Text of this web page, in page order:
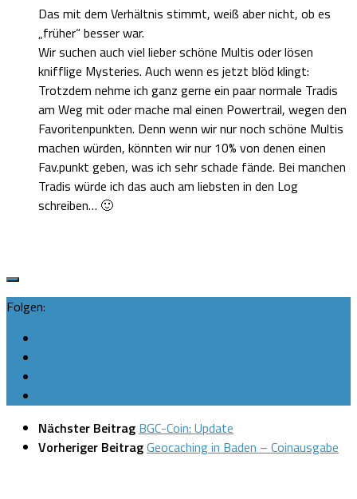
Das mit dem Verhältnis stimmt, weiß aber nicht, ob es
„früher“ besser war.
Wir suchen auch viel lieber schöne Multis oder lösen
knifflige Mysteries. Auch wenn es jetzt blöd klingt:
Trotzdem nehme ich ganz gerne ein paar normale Tradis
am Weg mit oder mache mal einen Powertrail, wegen den
Favoritenpunkten. Denn wenn wir nur noch schöne Multis
machen würden, könnten wir nur 10% von denen einen
Fav.punkt geben, was ich sehr schade fände. Bei manchen
Tradis würde ich das auch am liebsten in den Log
schreiben… 🙂
Folgen:
Nächster Beitrag BGC-Coin: Update
Vorheriger BeitragGeocaching in Baden – Coinausgabe